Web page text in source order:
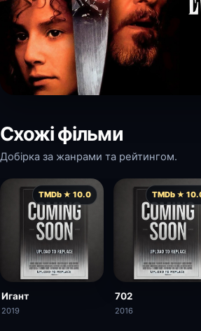
Схожі фільми
Добірка за жанрами та рейтингом.
TMDb ★ 10.0
Игант
2019
TMDb ★
702
2016